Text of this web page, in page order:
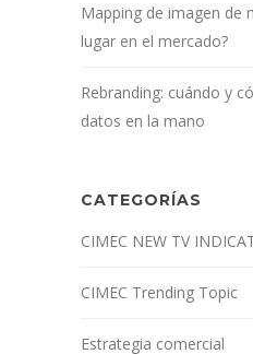
Mapping de imagen de
lugar en el mercado?
Rebranding: cuándo y
datos en la mano
CATEGORÍAS
CIMEC NEW TV
CIMEC Trending Topic
Estrategia comercial